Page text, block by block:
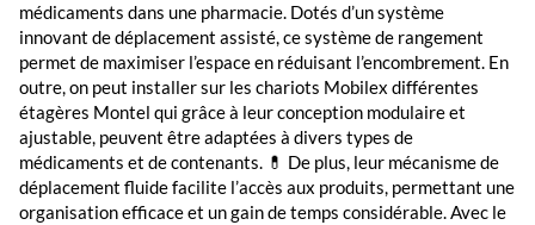
médicaments dans une pharmacie. Dotés d’un système
innovant de déplacement assisté, ce système de rangement
permet de maximiser l’espace en réduisant l’encombrement. En
outre, on peut installer sur les chariots Mobilex différentes
étagères Montel qui grâce à leur conception modulaire et
ajustable, peuvent être adaptées à divers types de
médicaments et de contenants. 💊 De plus, leur mécanisme de
déplacement fluide facilite l’accès aux produits, permettant une
organisation efficace et un gain de temps considérable. Avec le